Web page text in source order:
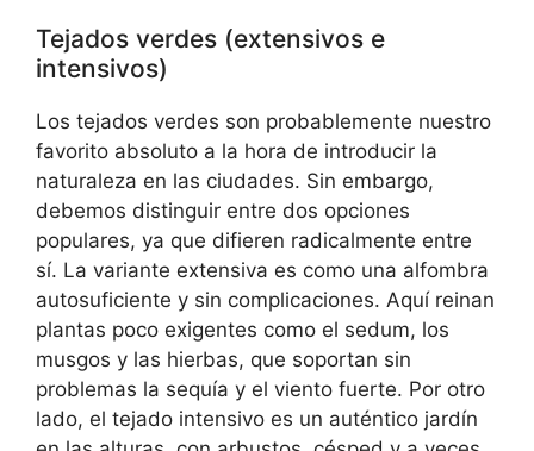
Tejados verdes (extensivos e
intensivos)
Los tejados verdes son probablemente nuestro
favorito absoluto a la hora de introducir la
naturaleza en las ciudades. Sin embargo,
debemos distinguir entre dos opciones
populares, ya que difieren radicalmente entre
sí. La variante extensiva es como una alfombra
autosuficiente y sin complicaciones. Aquí reinan
plantas poco exigentes como el sedum, los
musgos y las hierbas, que soportan sin
problemas la sequía y el viento fuerte. Por otro
lado, el tejado intensivo es un auténtico jardín